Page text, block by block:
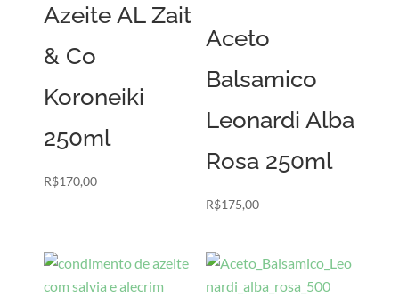
Azeite AL Zait
& Co
Koroneiki
250ml
R$170,00
Aceto
Balsamico
Leonardi Alba
Rosa 250ml
R$175,00